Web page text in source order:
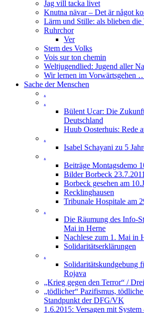
Jag vill tacka livet
Knutna nävar – Det är något
Lärm und Stille: als blieben die
Ruhrchor
Ver
Stem des Volks
Vois sur ton chemin
Weltjugendlied: Jugend aller
Wir lernen im Vorwärtsgehen
Sache der Menschen
.
.
Bülent Ucar: Die
Deutschland
Huub Oosterhuis: Rede
.
Isabel Schayani zu 5
.
Beiträge Montagsdemo
Bilder Borbeck 23.7.2011
Borbeck gesehen am
Recklinghausen
Tribunale Hospitale am
.
Die Räumung des Info-
Mai in Herne
Nachlese zum 1. Mai in
Solidaritätserklärungen
.
Solidaritätskundgebung
Rojava
„Krieg gegen den Terror“ /
„tödlicher“ Pazifismus,
Standpunkt der DFG/VK
1.6.2015: Versagen mit System